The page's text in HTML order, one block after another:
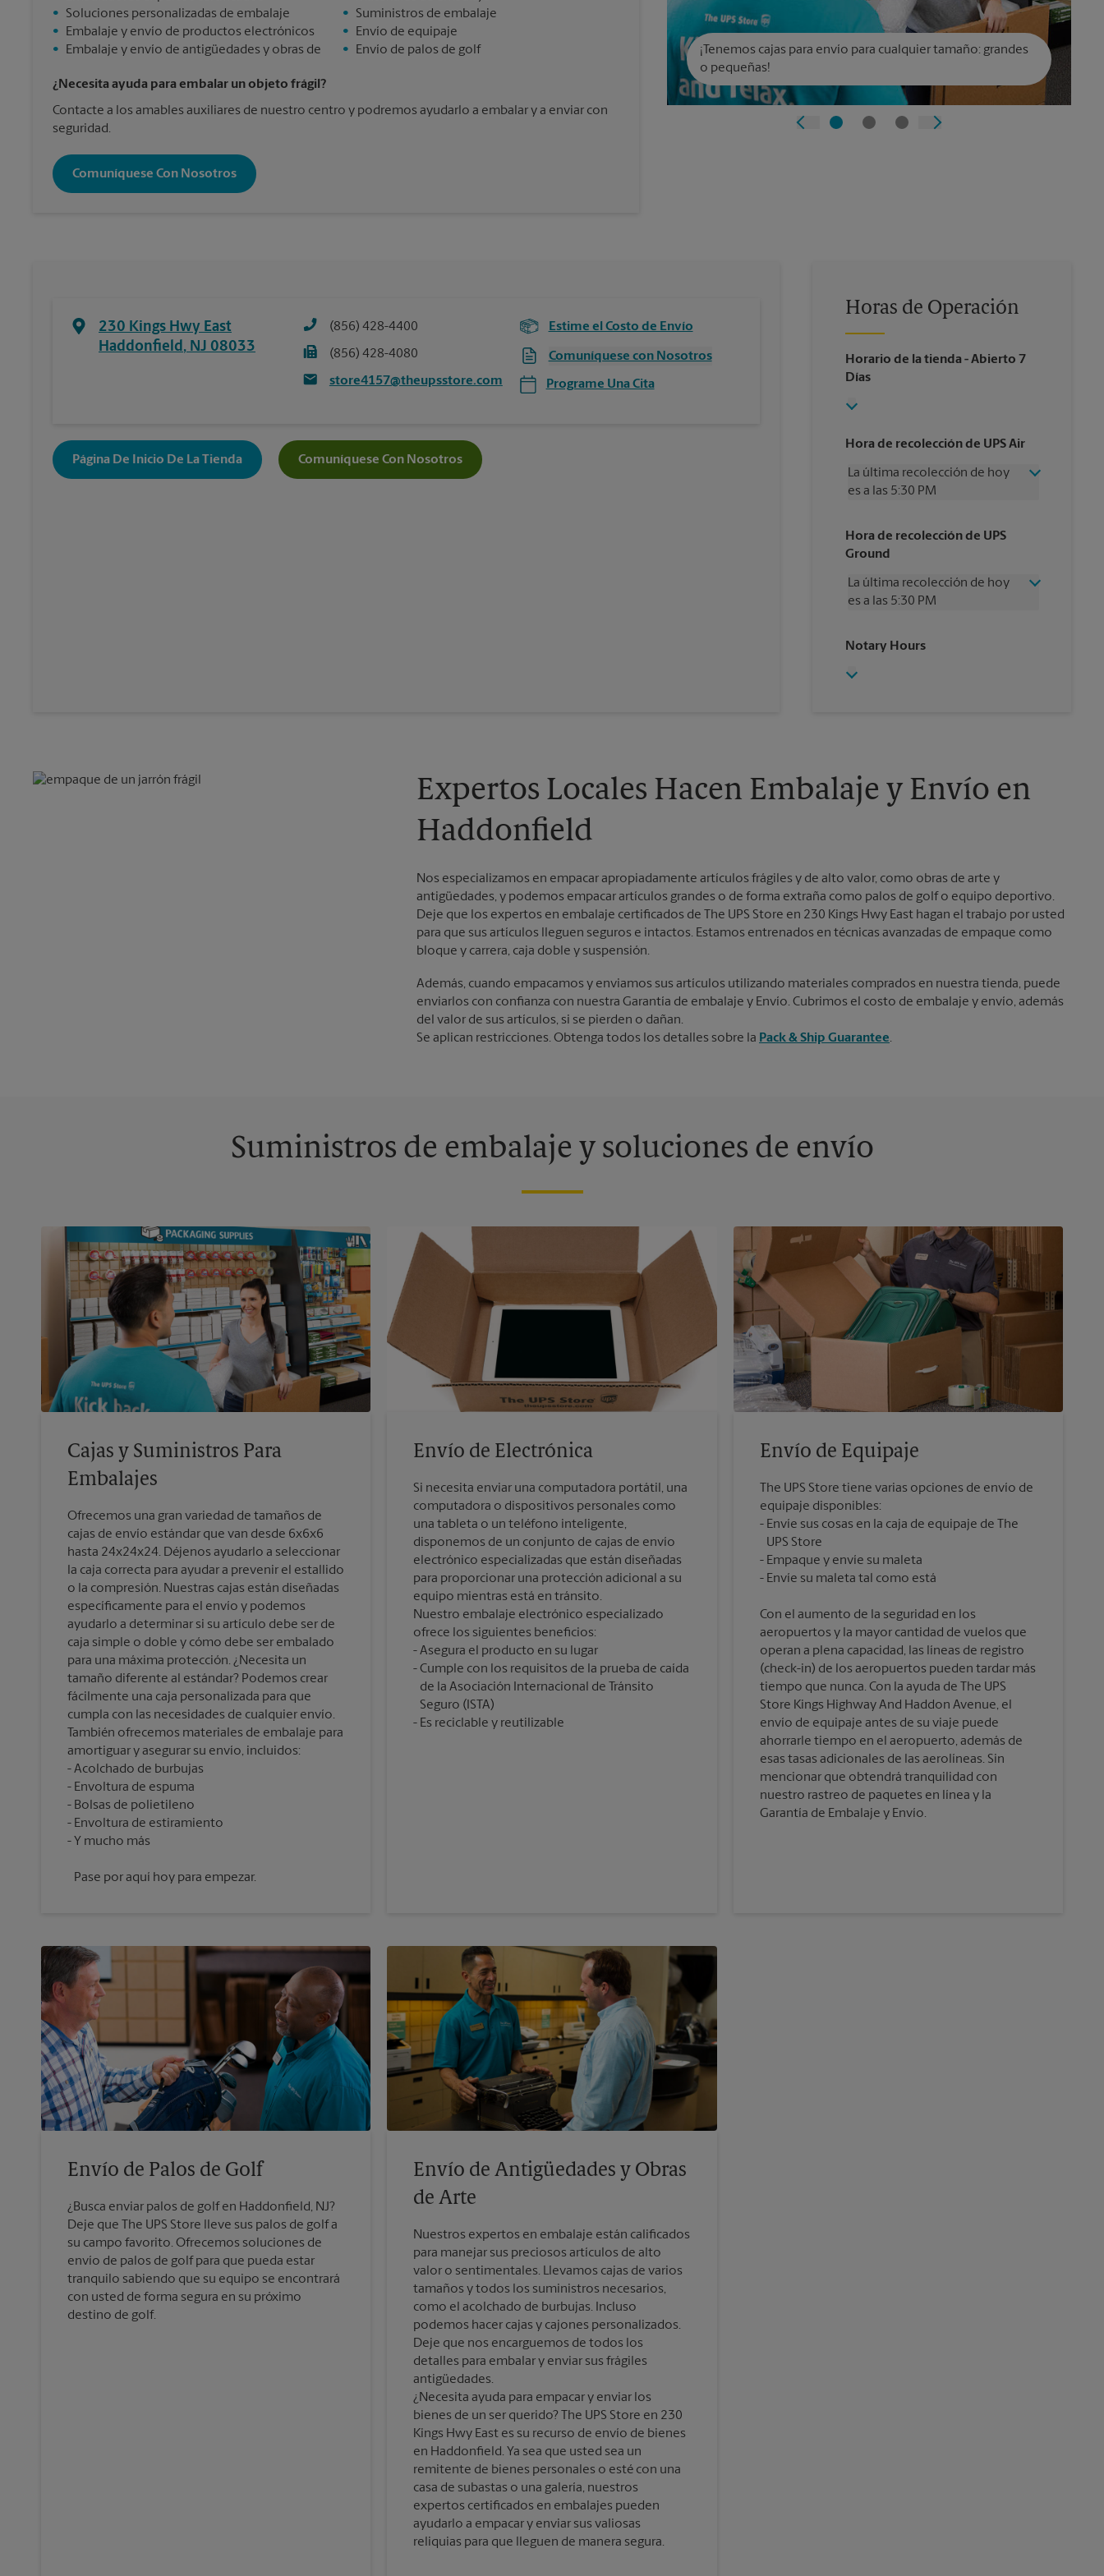
•
Soluciones personalizadas de embalaje
•
Embalaje y envío de productos electrónicos
•
Embalaje y envío de antigüedades y obras de
•
Suministros de embalaje
•
Envío de equipaje
•
Envío de palos de golf
¿Necesita ayuda para embalar un objeto frágil?
Contacte a los amables auxiliares de nuestro centro y podremos ayudarlo a embalar y a enviar con
seguridad.
Comuníquese Con Nosotros
¡Tenemos cajas para envío para cualquier tamaño: grandes
o pequeñas!
230 Kings Hwy East
Haddonfield, NJ 08033
(856) 428-4400
(856) 428-4080
store4157@theupsstore.com
Estime el Costo de Envío
Comuníquese con Nosotros
Programe Una Cita
Página De Inicio De La Tienda Comuníquese Con Nosotros
Horas de Operación
Horario de la tienda - Abierto 7
Días
Hora de recolección de UPS Air
La última recolección de hoy
es a las 5:30 PM
Jueves
5:30 PM
Viernes
Sábado
4:00 PM
Domingo
Sin Recolección
Hora de recolección de UPS
Ground
La última recolección de hoy
es a las 5:30 PM
Jueves
Viernes
Notary Hours
Expertos Locales Hacen Embalaje y Envío en
Haddonfield
Nos especializamos en empacar apropiadamente artículos frágiles y de alto valor, como obras de arte y
antigüedades, y podemos empacar artículos grandes o de forma extraña como palos de golf o equipo deportivo.
Deje que los expertos en embalaje certificados de The UPS Store en 230 Kings Hwy East hagan el trabajo por usted
para que sus artículos lleguen seguros e intactos. Estamos entrenados en técnicas avanzadas de empaque como
bloque y carrera, caja doble y suspensión.
Además, cuando empacamos y enviamos sus artículos utilizando materiales comprados en nuestra tienda, puede
enviarlos con confianza con nuestra Garantía de embalaje y Envío. Cubrimos el costo de embalaje y envío, además
del valor de sus artículos, si se pierden o dañan.
Se aplican restricciones. Obtenga todos los detalles sobre la Pack & Ship Guarantee.
Suministros de embalaje y soluciones de envío
Cajas y Suministros Para
Embalajes
Ofrecemos una gran variedad de tamaños de
cajas de envío estándar que van desde 6x6x6
hasta 24x24x24. Déjenos ayudarlo a seleccionar
la caja correcta para ayudar a prevenir el estallido
o la compresión. Nuestras cajas están diseñadas
específicamente para el envío y podemos
ayudarlo a determinar si su artículo debe ser de
caja simple o doble y cómo debe ser embalado
para una máxima protección. ¿Necesita un
tamaño diferente al estándar? Podemos crear
fácilmente una caja personalizada para que
cumpla con las necesidades de cualquier envío.
También ofrecemos materiales de embalaje para
amortiguar y asegurar su envío, incluidos:
Acolchado de burbujas
Envoltura de espuma
Bolsas de polietileno
Envoltura de estiramiento
Pase por aquí hoy para empezar.
Envío de Electrónica
Si necesita enviar una computadora portátil, una
computadora o dispositivos personales como
una tableta o un teléfono inteligente,
disponemos de un conjunto de cajas de envío
electrónico especializadas que están diseñadas
para proporcionar una protección adicional a su
equipo mientras está en tránsito.
Nuestro embalaje electrónico especializado
ofrece los siguientes beneficios:
Asegura el producto en su lugar
Cumple con los requisitos de la prueba de caída
de la Asociación Internacional de Tránsito
Seguro (ISTA)
Es reciclable y reutilizable
Envío de Equipaje
The UPS Store tiene varias opciones de envío de
equipaje disponibles:
Envíe sus cosas en la caja de equipaje de The
UPS Store
Empaque y envíe su maleta
Con el aumento de la seguridad en los
aeropuertos y la mayor cantidad de vuelos que
operan a plena capacidad, las líneas de registro
(check-in) de los aeropuertos pueden tardar más
tiempo que nunca. Con la ayuda de The UPS
Store Kings Highway And Haddon Avenue, el
envío de equipaje antes de su viaje puede
ahorrarle tiempo en el aeropuerto, además de
esas tasas adicionales de las aerolíneas. Sin
mencionar que obtendrá tranquilidad con
nuestro rastreo de paquetes en línea y la
Garantía de Embalaje y Envío.
Envío de Palos de Golf
¿Busca enviar palos de golf en Haddonfield, NJ?
Deje que The UPS Store lleve sus palos de golf a
su campo favorito. Ofrecemos soluciones de
envío de palos de golf para que pueda estar
tranquilo sabiendo que su equipo se encontrará
con usted de forma segura en su próximo
destino de golf.
Envío de Antigüedades y Obras
de Arte
Nuestros expertos en embalaje están calificados
para manejar sus preciosos artículos de alto
valor o sentimentales. Llevamos cajas de varios
tamaños y todos los suministros necesarios,
como el acolchado de burbujas. Incluso
podemos hacer cajas y cajones personalizados.
Deje que nos encarguemos de todos los
detalles para embalar y enviar sus frágiles
antigüedades.
¿Necesita ayuda para empacar y enviar los
bienes de un ser querido? The UPS Store en 230
Kings Hwy East es su recurso de envío de bienes
en Haddonfield. Ya sea que usted sea un
remitente de bienes personales o esté con una
casa de subastas o una galería, nuestros
expertos certificados en embalajes pueden
ayudarlo a empacar y enviar sus valiosas
reliquias para que lleguen de manera segura.